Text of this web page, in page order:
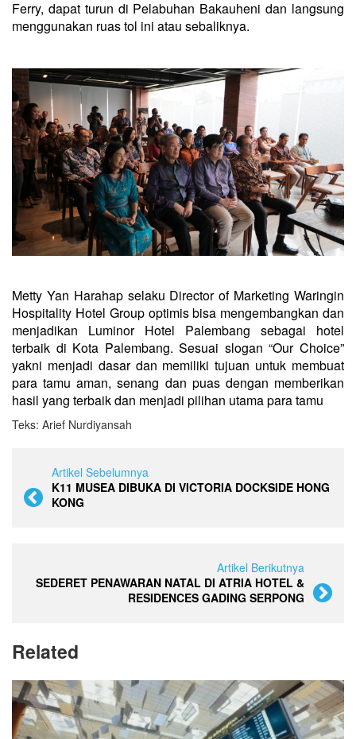
Ferry, dapat turun di Pelabuhan Bakauheni dan langsung
menggunakan ruas tol ini atau sebaliknya.
Metty Yan Harahap selaku Director of Marketing Waringin
Hospitality Hotel Group optimis bisa mengembangkan dan
menjadikan Luminor Hotel Palembang sebagai hotel
terbaik di Kota Palembang. Sesuai slogan “Our Choice”
yakni menjadi dasar dan memiliki tujuan untuk membuat
para tamu aman, senang dan puas dengan memberikan
hasil yang terbaik dan menjadi pilihan utama para tamu
Teks: Arief Nurdiyansah
Artikel Sebelumnya
K11 MUSEA DIBUKA DI VICTORIA DOCKSIDE HONG
KONG
Artikel Berikutnya
SEDERET PENAWARAN NATAL DI ATRIA HOTEL &
RESIDENCES GADING SERPONG
Related